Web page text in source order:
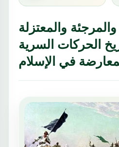
والمعتزلة
الحركات السرية
في الإسلام